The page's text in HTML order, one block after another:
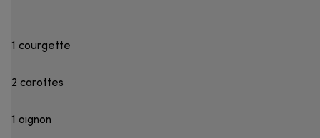
1 courgette
2 carottes
1 oignon